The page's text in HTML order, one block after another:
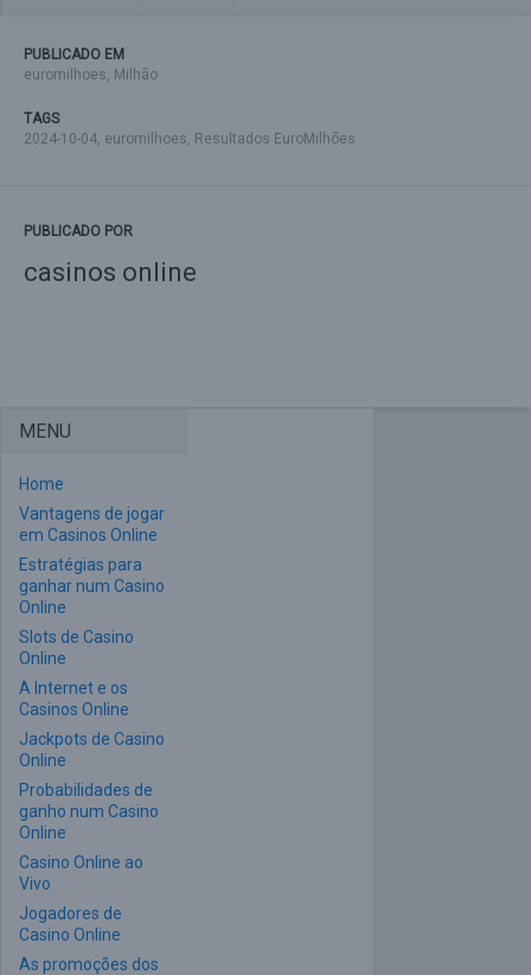
PUBLICADO EM
euromilhoes, Milhão
TAGS
2024-10-04, euromilhoes, Resultados EuroMilhões
PUBLICADO POR
casinos online
MENU
Home
Vantagens de jogar
em Casinos Online
Estratégias para
ganhar num Casino
Online
Slots de Casino
Online
A Internet e os
Casinos Online
Jackpots de Casino
Online
Probabilidades de
ganho num Casino
Online
Casino Online ao
Vivo
Jogadores de
Casino Online
As promoções dos